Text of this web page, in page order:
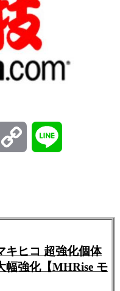
Copy
キヒコ 超強化個体
幅強化【MHRise モ